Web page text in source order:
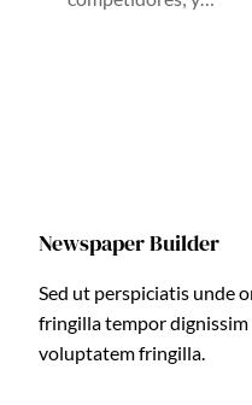
Newspaper Builder
Sed ut perspiciatis unde
fringilla tempor
voluptatem fringilla.